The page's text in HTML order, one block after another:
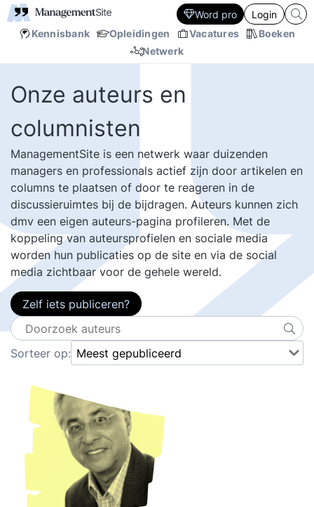
Kennisbank Opleidingen Vacatures
Boeken
Netwerk
Word pro Login
Onze auteurs en
columnisten
ManagementSite is een netwerk waar duizenden
managers en professionals actief zijn door artikelen en
columns te plaatsen of door te reageren in de
discussieruimtes bij de bijdragen. Auteurs kunnen zich
dmv een eigen auteurs-pagina profileren. Met de
koppeling van auteursprofielen en sociale media
worden hun publicaties op de site en via de social
media zichtbaar voor de gehele wereld.
Zelf iets publiceren?
Sorteer op: